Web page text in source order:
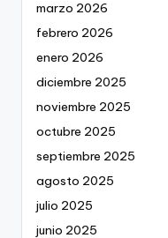
marzo 2026
febrero 2026
enero 2026
diciembre 2025
noviembre 2025
octubre 2025
septiembre 2025
agosto 2025
julio 2025
junio 2025